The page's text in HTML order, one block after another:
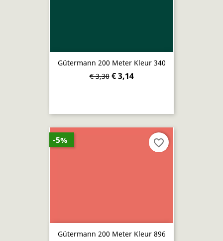
Gütermann 200 Meter Kleur 340
€ 3,30 € 3,14
Gütermann 200 Meter Kleur 896
-5% favorite_border